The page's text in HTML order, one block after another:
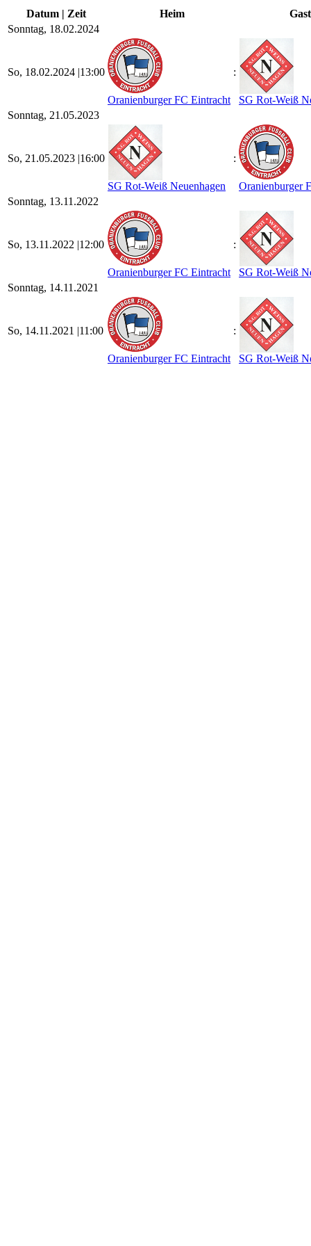
Datum | Zeit Heim
Gast
Sonntag, 18.02.2024
So, 18.02.2024 |13:00
Oranienburger FC Eintracht
:
SG Rot-Weiß
Sonntag, 21.05.2023
So, 21.05.2023 |16:00
SG Rot-Weiß Neuenhagen
:
Oranienburger
Sonntag, 13.11.2022
So, 13.11.2022 |12:00
Oranienburger FC Eintracht
:
SG Rot-Weiß
Sonntag, 14.11.2021
So, 14.11.2021 |11:00
Oranienburger FC Eintracht
:
SG Rot-Weiß